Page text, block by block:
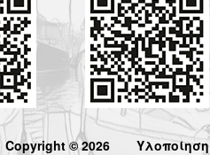
Copyright © 2026 Υλοποίηση